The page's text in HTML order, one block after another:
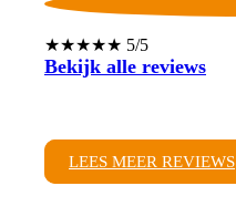
★★★★★ 5/5
Bekijk alle reviews
LEES MEER REVIEWS